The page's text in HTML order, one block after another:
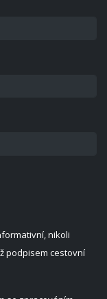
nikoli
podpisem cestovní